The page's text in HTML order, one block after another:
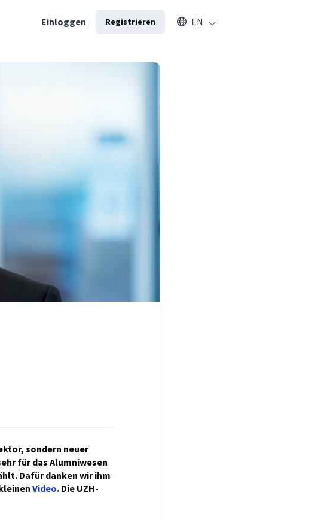
Einloggen Registrieren Select an available language
EN
sondern neuer
für das Alumniwesen
Dafür danken wir ihm
Video. Die UZH-